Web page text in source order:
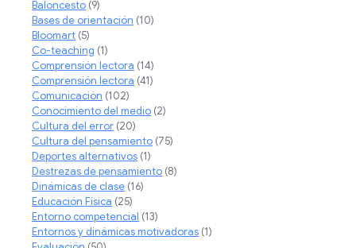
Baloncesto (9)
Bases de orientación (10)
Bloomart (5)
Co-teaching (1)
Comprensión lectora (14)
Comprensión lectora (41)
Comunicación (102)
Conocimiento del medio (2)
Cultura del error (20)
Cultura del pensamiento (75)
Deportes alternativos (1)
Destrezas de pensamiento (8)
Dinámicas de clase (16)
Educación Física (25)
Entorno competencial (13)
Entornos y dinámicas motivadoras (1)